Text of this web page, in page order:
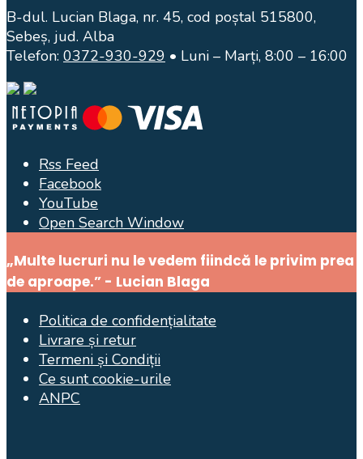
B-dul. Lucian Blaga, nr. 45, cod poștal 515800,
Sebeș, jud. Alba
Telefon: 0372-930-929 • Luni – Marți, 8:00 – 16:00
Rss Feed
Facebook
YouTube
Open Search Window
„Multe lucruri nu le vedem fiindcă le privim prea
de aproape.” - Lucian Blaga
Politica de confidențialitate
Livrare și retur
Termeni și Condiții
Ce sunt cookie-urile
ANPC